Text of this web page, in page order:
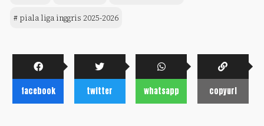
# piala liga inggris 2025-2026
facebook twitter whatsapp copyurl